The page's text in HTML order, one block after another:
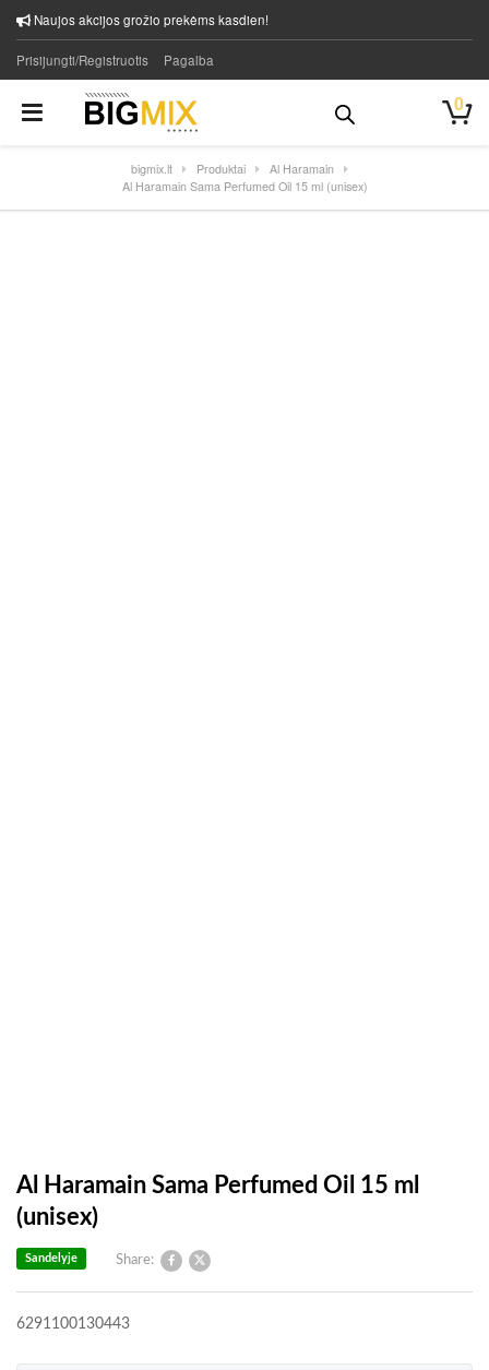
Naujos akcijos grožio prekėms kasdien!
Prisijungti/Registruotis Pagalba
0
bigmix.lt Produktai
Al Haramain
Al Haramain Sama Perfumed Oil 15 ml (unisex)
Al Haramain Sama Perfumed Oil 15 ml
(unisex)
Share:
Sandelyje
6291100130443